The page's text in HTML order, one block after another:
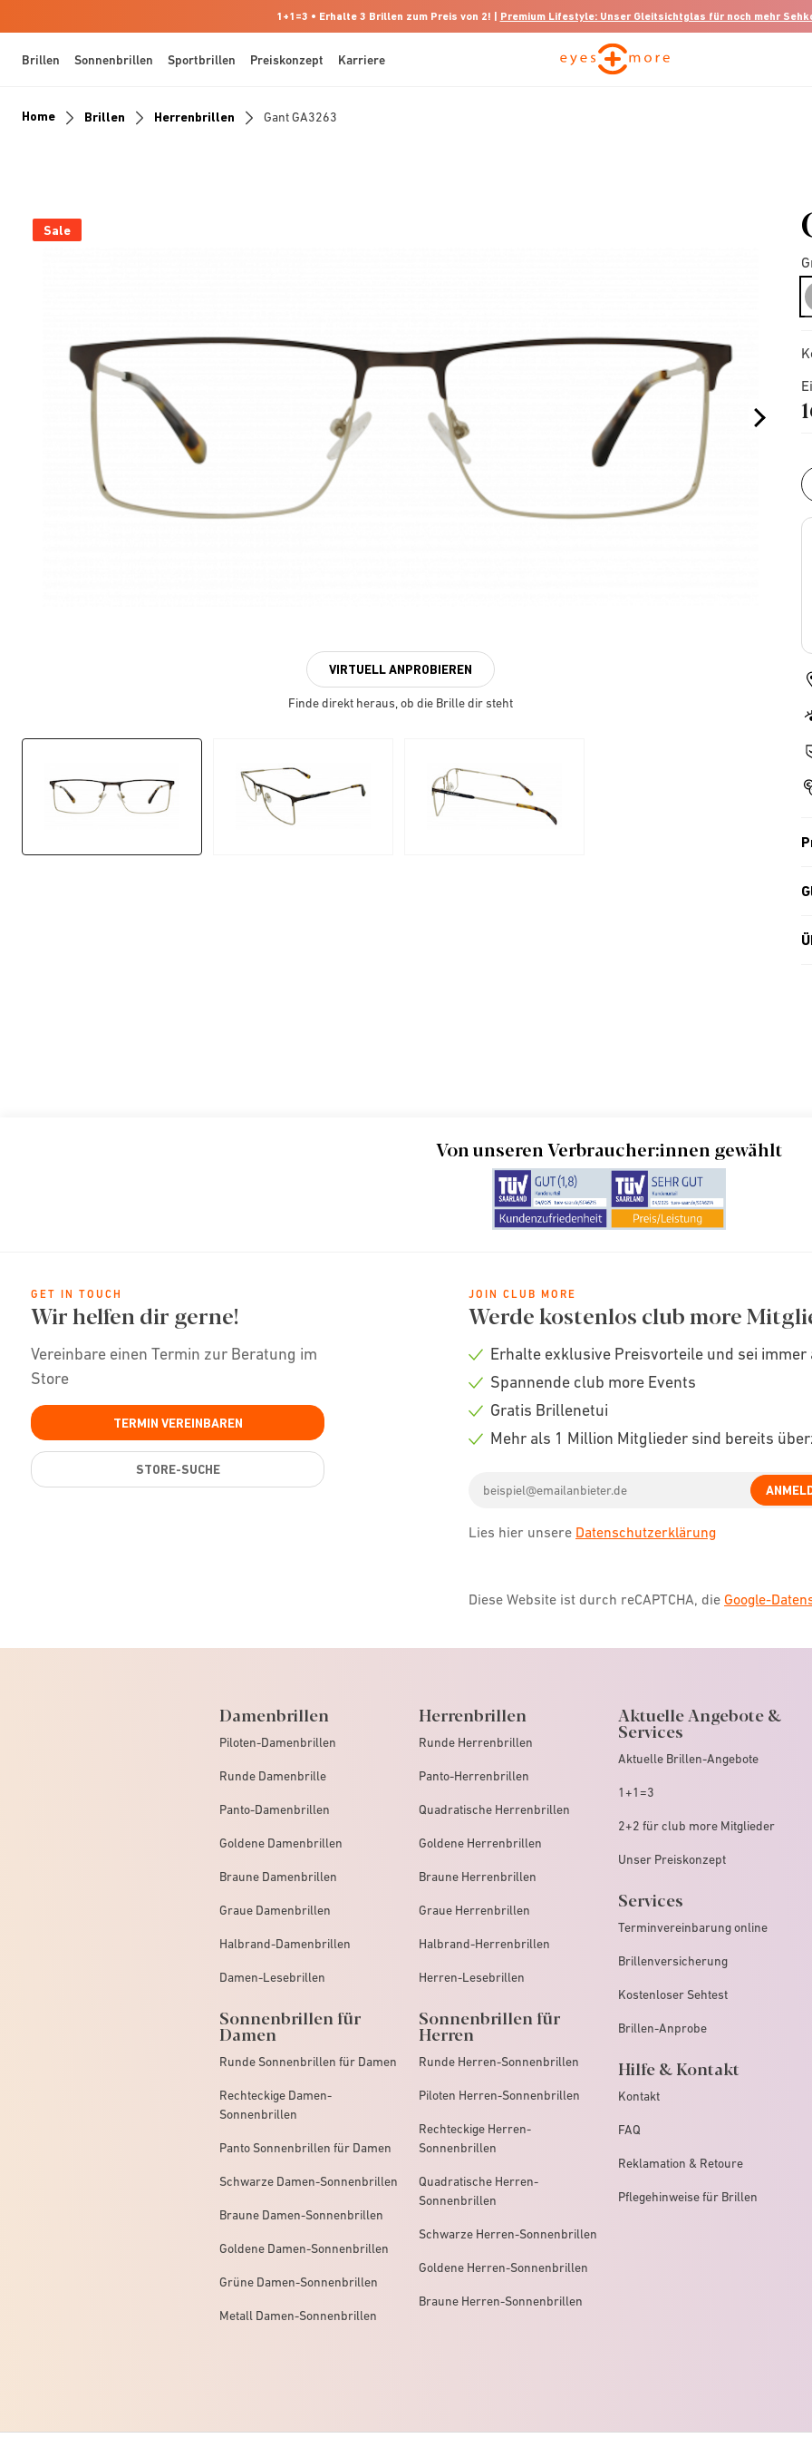
1+1=3 • Erhalte 3 Brillen zum Preis von 2! | Premium Lifestyle: Unser Gleitsichtglas für noch mehr
Brillen Sonnenbrillen Sportbrillen Preiskonzept Karriere
Home Brillen Herrenbrillen Gant GA3263
Sale
VIRTUELL ANPROBIEREN
Finde direkt heraus, ob die Brille dir steht
Von unseren Verbraucher:innen gewählt
GET IN TOUCH
Wir helfen dir gerne!
Vereinbare einen Termin zur Beratung im
Store
TERMIN VEREINBAREN
STORE-SUCHE
JOIN CLUB MORE
Werde kostenlos club more
Check
Erhalte exklusive Preisvorteile und sei
Check
Spannende club more Events
Check
Gratis Brillenetui
Mehr als 1 Million Mitglieder sind bereits
address
Lies hier unsere Datenschutzerklärung
Diese Website ist durch reCAPTCHA, die Google-
Damenbrillen
Piloten-Damenbrillen
Runde Damenbrille
Panto-Damenbrillen
Goldene Damenbrillen
Braune Damenbrillen
Graue Damenbrillen
Halbrand-Damenbrillen
Damen-Lesebrillen
Sonnenbrillen für
Damen
Runde Sonnenbrillen für Damen
Rechteckige Damen-
Sonnenbrillen
Panto Sonnenbrillen für Damen
Schwarze Damen-Sonnenbrillen
Braune Damen-Sonnenbrillen
Goldene Damen-Sonnenbrillen
Grüne Damen-Sonnenbrillen
Metall Damen-Sonnenbrillen
Herrenbrillen
Runde Herrenbrillen
Panto-Herrenbrillen
Quadratische Herrenbrillen
Goldene Herrenbrillen
Braune Herrenbrillen
Graue Herrenbrillen
Halbrand-Herrenbrillen
Herren-Lesebrillen
Sonnenbrillen für
Herren
Runde Herren-Sonnenbrillen
Piloten Herren-Sonnenbrillen
Rechteckige Herren-
Sonnenbrillen
Quadratische Herren-
Sonnenbrillen
Schwarze Herren-Sonnenbrillen
Goldene Herren-Sonnenbrillen
Braune Herren-Sonnenbrillen
Aktuelle Angebote &
Services
Aktuelle Brillen-Angebote
1+1=3
2+2 für club more Mitglieder
Unser Preiskonzept
Services
Terminvereinbarung online
Brillenversicherung
Kostenloser Sehtest
Brillen-Anprobe
Hilfe & Kontakt
Kontakt
FAQ
Reklamation & Retoure
Pflegehinweise für Brillen